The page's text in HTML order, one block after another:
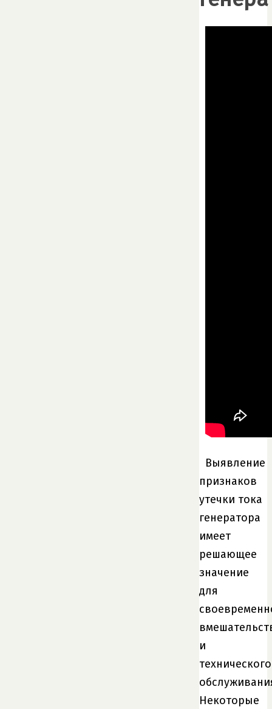
Выявление
признаков
утечки тока
генератора
имеет
решающее
значение
для
и
технического
Некоторые